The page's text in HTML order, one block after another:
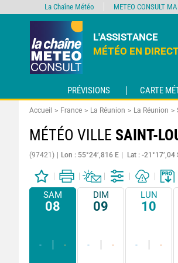
L'ASSISTANCE
MÉTÉO EN
PRÉVISIONS CARTE
Accueil France La Réunion La Réunion
MÉTÉO VILLE SAINT-
(97421) Lon : 55°24’,816 E Lat : -21°17’,04
SAM
08
- -
DIM
09
- -
LUN
10
- -
La Chaîne Météo METEO CONSULT